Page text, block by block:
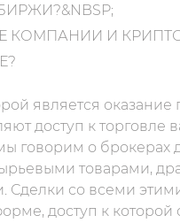
КОМПАНИИ И
является
доступ к торговле
говорим о брокерах
товарами,
Сделки со всеми
доступ к